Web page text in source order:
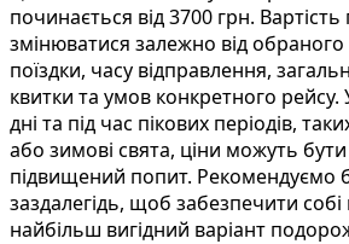
починається від 3700 грн.
змінюватися залежно від обраного
поїздки, часу відправлення,
квитки та умов конкретного рейсу.
дні та під час пікових періодів,
або зимові свята, ціни можуть
підвищений попит. Рекомендуємо
заздалегідь, щоб забезпечити
найбільш вигідний варіант